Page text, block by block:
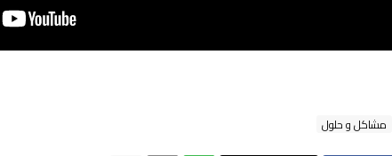
مشاكل و حلول